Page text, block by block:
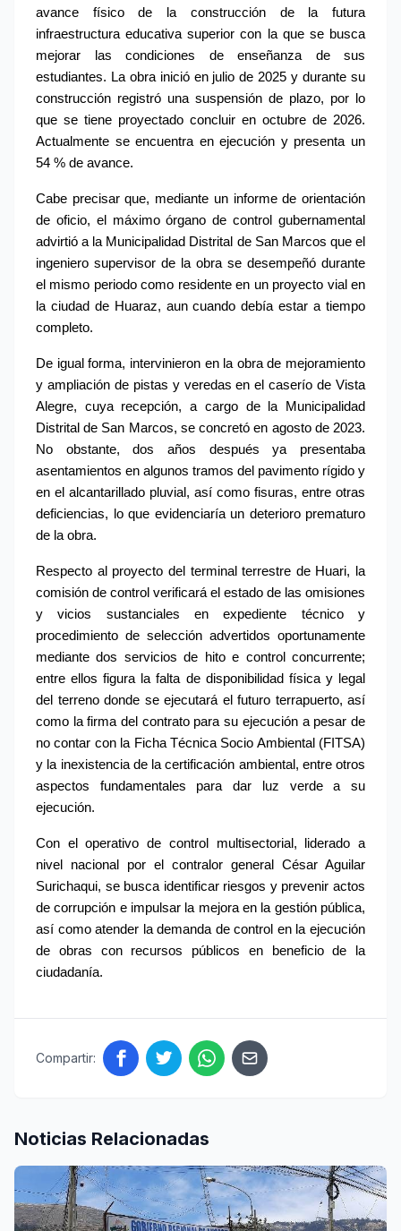
avance físico de la construcción de la futura
infraestructura educativa superior con la que se busca
mejorar las condiciones de enseñanza de sus
estudiantes. La obra inició en julio de 2025 y durante su
construcción registró una suspensión de plazo, por lo
que se tiene proyectado concluir en octubre de 2026.
Actualmente se encuentra en ejecución y presenta un
54 % de avance.
Cabe precisar que, mediante un informe de orientación
de oficio, el máximo órgano de control gubernamental
advirtió a la Municipalidad Distrital de San Marcos que el
ingeniero supervisor de la obra se desempeñó durante
el mismo periodo como residente en un proyecto vial en
la ciudad de Huaraz, aun cuando debía estar a tiempo
completo.
De igual forma, intervinieron en la obra de mejoramiento
y ampliación de pistas y veredas en el caserío de Vista
Alegre, cuya recepción, a cargo de la Municipalidad
Distrital de San Marcos, se concretó en agosto de 2023.
No obstante, dos años después ya presentaba
asentamientos en algunos tramos del pavimento rígido y
en el alcantarillado pluvial, así como fisuras, entre otras
deficiencias, lo que evidenciaría un deterioro prematuro
de la obra.
Respecto al proyecto del terminal terrestre de Huari, la
comisión de control verificará el estado de las omisiones
y vicios sustanciales en expediente técnico y
procedimiento de selección advertidos oportunamente
mediante dos servicios de hito e control concurrente;
entre ellos figura la falta de disponibilidad física y legal
del terreno donde se ejecutará el futuro terrapuerto, así
como la firma del contrato para su ejecución a pesar de
no contar con la Ficha Técnica Socio Ambiental (FITSA)
y la inexistencia de la certificación ambiental, entre otros
aspectos fundamentales para dar luz verde a su
ejecución.
Con el operativo de control multisectorial, liderado a
nivel nacional por el contralor general César Aguilar
Surichaqui, se busca identificar riesgos y prevenir actos
de corrupción e impulsar la mejora en la gestión pública,
así como atender la demanda de control en la ejecución
de obras con recursos públicos en beneficio de la
ciudadanía.
Compartir:
Noticias Relacionadas